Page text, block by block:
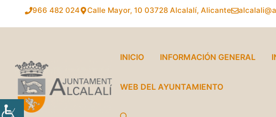
contenido
966 482 024 Calle Mayor, 10 03728 Alcalalí, Alicante
INICIO INFORMACIÓN GENERAL
WEB DEL AYUNTAMIENTO